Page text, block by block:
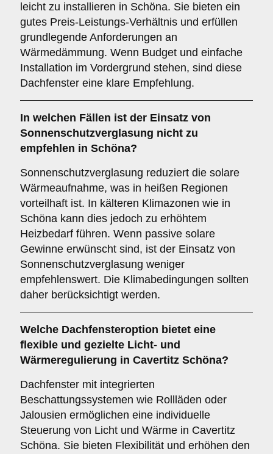
leicht zu installieren in Schöna. Sie bieten ein
gutes Preis-Leistungs-Verhältnis und erfüllen
grundlegende Anforderungen an
Wärmedämmung. Wenn Budget und einfache
Installation im Vordergrund stehen, sind diese
Dachfenster eine klare Empfehlung.
In welchen Fällen ist der Einsatz von
Sonnenschutzverglasung nicht zu
empfehlen in Schöna?
Sonnenschutzverglasung reduziert die solare
Wärmeaufnahme, was in heißen Regionen
vorteilhaft ist. In kälteren Klimazonen wie in
Schöna kann dies jedoch zu erhöhtem
Heizbedarf führen. Wenn passive solare
Gewinne erwünscht sind, ist der Einsatz von
Sonnenschutzverglasung weniger
empfehlenswert. Die Klimabedingungen sollten
daher berücksichtigt werden.
Welche Dachfensteroption bietet eine
flexible und gezielte Licht- und
Wärmeregulierung in Cavertitz Schöna?
Dachfenster mit integrierten
Beschattungssystemen wie Rollläden oder
Jalousien ermöglichen eine individuelle
Steuerung von Licht und Wärme in Cavertitz
Schöna. Sie bieten Flexibilität und erhöhen den